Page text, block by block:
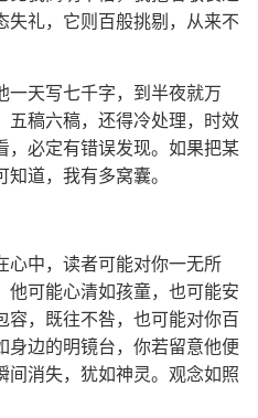
失礼，它则百般挑剔，从来不
一天写七千字，到半夜就万
五稿六稿，还得冷处理，时效
，必定有错误发现。如果把某
道，我有多窝囊。
心中，读者可能对你一无所
他可能心清如孩童，也可能安
容，既往不咎，也可能对你百
身边的明镜台，你若留意他便
间消失，犹如神灵。观念如照